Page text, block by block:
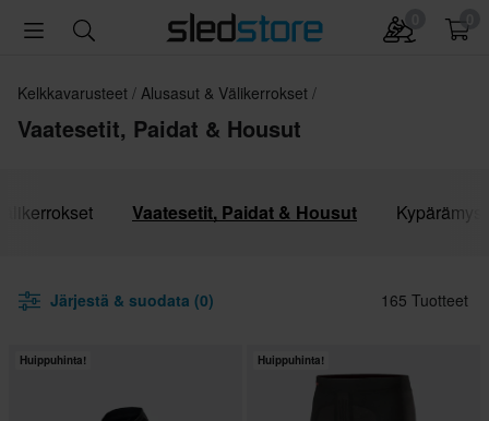
Kelkkavarusteet Alusasut & Välikerrokset
Vaatesetit, Paidat & Housut
Vaatesetit, Paidat & Housut
Järjestä & suodata (0) 165 Tuotteet
Huippuhinta! Huippuhinta!